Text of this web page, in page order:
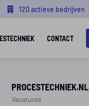
120 actieve bedrijven
CONTACT
PROCESTECHNIEK.NL
Vacatures